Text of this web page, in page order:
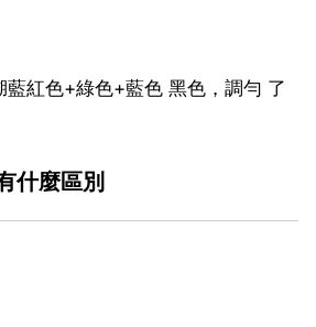
紅色+綠色+藍色 黑色，調勻 了
什麼區別